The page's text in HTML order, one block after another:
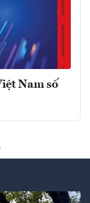
Nam số